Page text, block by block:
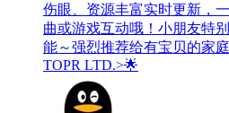
伤眼、资源丰富实时更新，
曲或游戏互动哦！小朋友特
能～强烈推荐给有宝贝的家
TOPR LTD.>🌟